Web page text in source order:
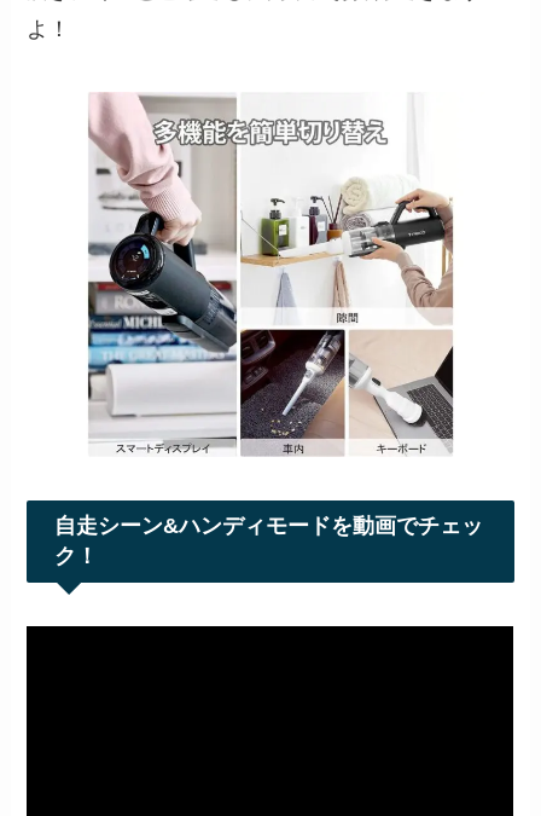
よ！
自走シーン&ハンディモードを動画でチェッ
ク！